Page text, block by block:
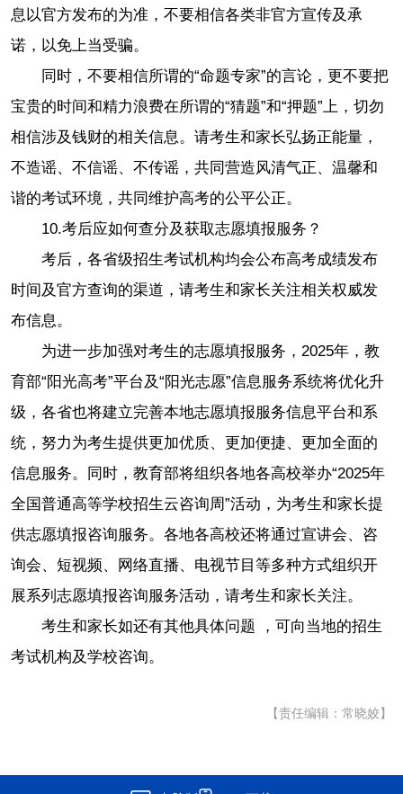
息以官方发布的为准，不要相信各类非官方宣传及承
诺，以免上当受骗。
同时，不要相信所谓的“命题专家”的言论，更不要把
宝贵的时间和精力浪费在所谓的“猜题”和“押题”上，切勿
相信涉及钱财的相关信息。请考生和家长弘扬正能量，
不造谣、不信谣、不传谣，共同营造风清气正、温馨和
谐的考试环境，共同维护高考的公平公正。
10.考后应如何查分及获取志愿填报服务？
考后，各省级招生考试机构均会公布高考成绩发布
时间及官方查询的渠道，请考生和家长关注相关权威发
布信息。
为进一步加强对考生的志愿填报服务，2025年，教
育部“阳光高考”平台及“阳光志愿”信息服务系统将优化升
级，各省也将建立完善本地志愿填报服务信息平台和系
统，努力为考生提供更加优质、更加便捷、更加全面的
信息服务。同时，教育部将组织各地各高校举办“2025年
全国普通高等学校招生云咨询周”活动，为考生和家长提
供志愿填报咨询服务。各地各高校还将通过宣讲会、咨
询会、短视频、网络直播、电视节目等多种方式组织开
展系列志愿填报咨询服务活动，请考生和家长关注。
考生和家长如还有其他具体问题 ，可向当地的招生
考试机构及学校咨询。
【责任编辑：常晓姣】